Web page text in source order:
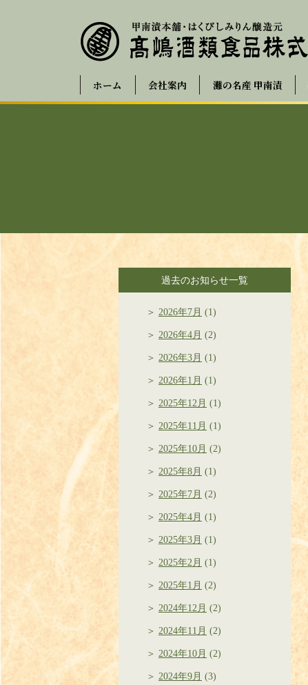
ホーム 会社案内 灘の名産 甲南漬
過去のお知らせ一覧
2026年7月 (1)
2026年4月 (2)
2026年3月 (1)
2026年1月 (1)
2025年12月 (1)
2025年11月 (1)
2025年10月 (2)
2025年8月 (1)
2025年7月 (2)
2025年4月 (1)
2025年3月 (1)
2025年2月 (1)
2025年1月 (2)
2024年12月 (2)
2024年11月 (2)
2024年10月 (2)
2024年9月 (3)